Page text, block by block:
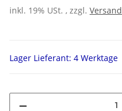
inkl. 19% USt. , zzgl. Versand
Lager Lieferant: 4 Werktage